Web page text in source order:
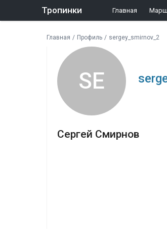
Тропинки Главная
Главная / Профиль / sergey_smirnov_2
SE
Сергей Смирнов